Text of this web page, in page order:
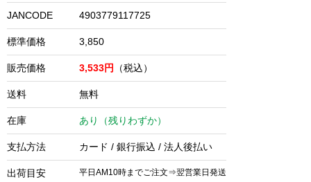
JANCODE 4903779117725
標準価格 3,850
販売価格 3,533円 （税込）
送料 無料
在庫 あり（残りわずか）
支払方法 カード / 銀行振込 / 法人後払い
出荷目安 平日AM10時までご注文⇒翌営業日発送